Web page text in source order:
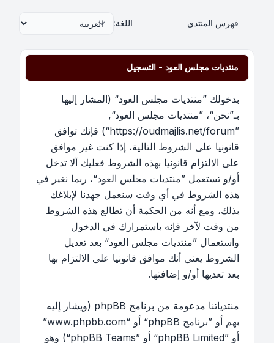
فهرس المنتدى اللغة:
منتديات مجلس العود - التسجيل
بدخولك ”منتديات مجلس العود“ (المشار إليها
بـ”نحن“، ”منتديات مجلس العود“,
”https://oudmajlis.net/forum“) فإنك توافق
قانونيا على الشروط التالية، إذا كنت غير موافق
على الالتزام قانونيا بهذه الشروط فعليك ألا تدخل
أو/و تستعمل ”منتديات مجلس العود“، ربما نغير في
هذه الشروط في أي وقت سنعمل جهدنا لإبلاغك
بذلك، ومع أنه من الحكمة أن تطالع هذه الشروط
من وقت لآخر فإنه باستمرارك في الدخول
واستعمال ”منتديات مجلس العود“ بعد تعديل
الشروط يعني أنك موافق قانونيا على الالتزام بها
بعد تعديها أو/و إضافتها.
منتدياتنا مدعومة من برنامج phpBB (ويشار إليه
بهم أو ”برنامج phpBB“ أو “www.phpbb.com”
أو ”phpBB Limited“ أو ”phpBB Teams“) وهو